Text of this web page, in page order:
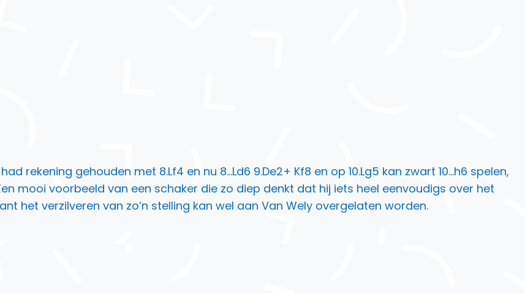
rekening gehouden met 8.Lf4 en nu 8…Ld6 9.De2+ Kf8 en op 10.Lg5 kan zwart 10…h6 spelen,
mooi voorbeeld van een schaker die zo diep denkt dat hij iets heel eenvoudigs over het
het verzilveren van zo’n stelling kan wel aan Van Wely overgelaten worden.